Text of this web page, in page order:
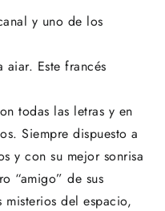
y uno de los
Este francés
todas las letras y en
Siempre dispuesto a
y con su mejor sonrisa
“amigo” de sus
del espacio,